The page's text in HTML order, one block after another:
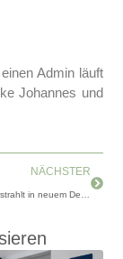
Admin läuft
Johannes und
NÄCHSTER